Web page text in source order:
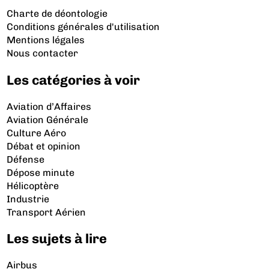
Charte de déontologie
Conditions générales d'utilisation
Mentions légales
Nous contacter
Les catégories à voir
Aviation d’Affaires
Aviation Générale
Culture Aéro
Débat et opinion
Défense
Dépose minute
Hélicoptère
Industrie
Transport Aérien
Les sujets à lire
Airbus